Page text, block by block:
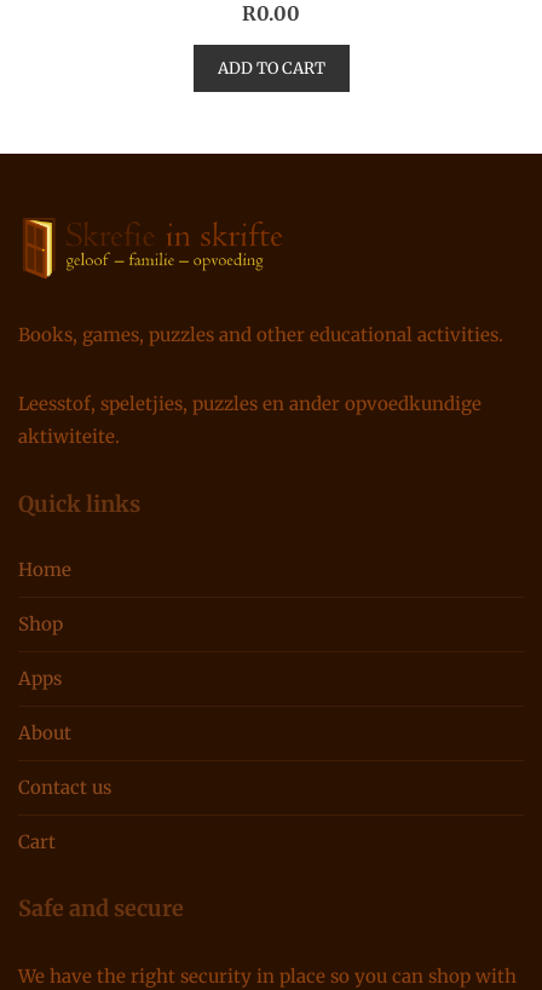
R0.00
ADD TO CART
Books, games, puzzles and other educational activities.
Leesstof, speletjies, puzzles en ander opvoedkundige
aktiwiteite.
Quick links
Home
Shop
Apps
About
Contact us
Cart
Safe and secure
We have the right security in place so you can shop with